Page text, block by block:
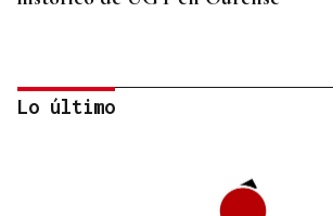
Lo último